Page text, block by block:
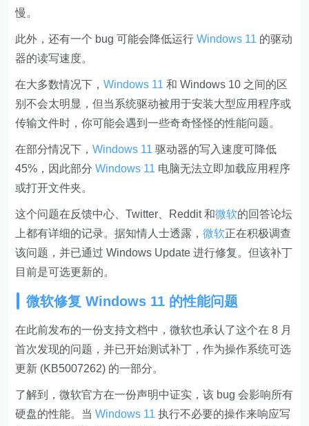
慢。
此外，还有一个 bug 可能会降低运行Windows 11 的驱动
器的读写速度。
在大多数情况下，Windows 11 和 Windows 10 之间的区
别不会太明显，但当系统驱动被用于安装大型应用程序或
传输文件时，你可能会遇到一些奇奇怪怪的性能问题。
在部分情况下，Windows 11 驱动器的写入速度可降低
45%，因此部分Windows 11 电脑无法立即加载应用程序
或打开文件夹。
这个问题在反馈中心、Twitter、Reddit 和微软的回答论坛
上都有详细的记录。据知情人士透露，微软正在积极调查
该问题，并已通过 Windows Update 进行修复。但该补丁
目前是可选更新的。
微软修复Windows 11 的性能问题
在此前发布的一份支持文档中，微软也承认了这个在 8 月
首次发现的问题，并已开始测试补丁，作为操作系统可选
更新 (KB5007262) 的一部分。
了解到，微软官方在一份声明中证实，该 bug 会影响所有
硬盘的性能。当Windows 11 执行不必要的操作来响应写